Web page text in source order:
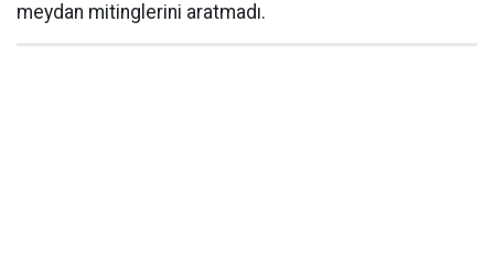
meydan mitinglerini aratmadı.